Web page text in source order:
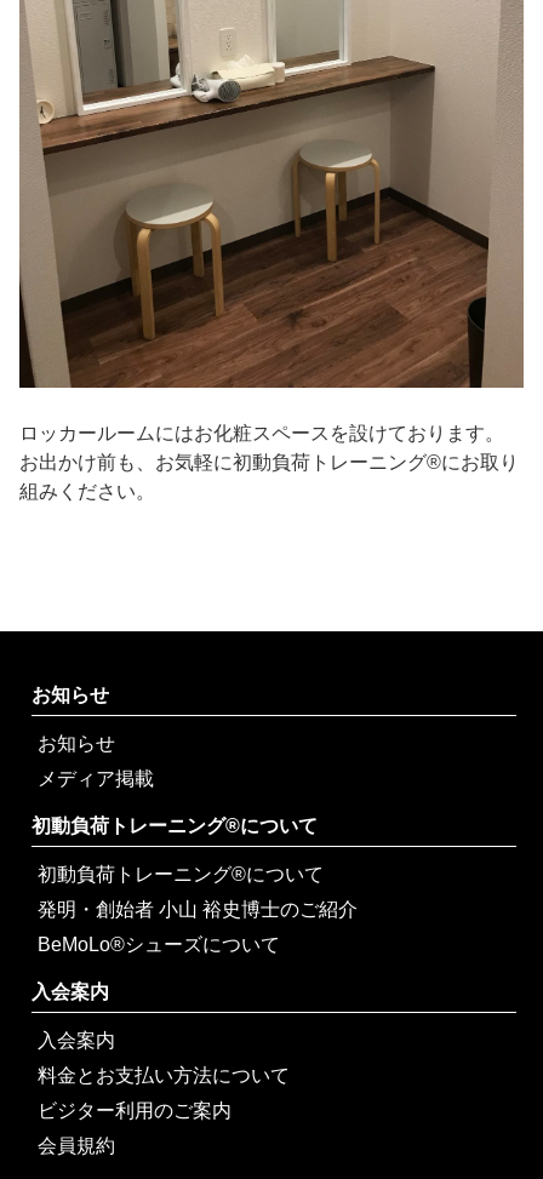
ロッカールームにはお化粧スペースを設けております。
お出かけ前も、お気軽に初動負荷トレーニング®︎にお取り
組みください。
お知らせ
お知らせ
メディア掲載
初動負荷トレーニング®について
初動負荷トレーニング®について
発明・創始者 小山 裕史博士のご紹介
BeMoLo®シューズについて
入会案内
入会案内
料金とお支払い方法について
ビジター利用のご案内
会員規約